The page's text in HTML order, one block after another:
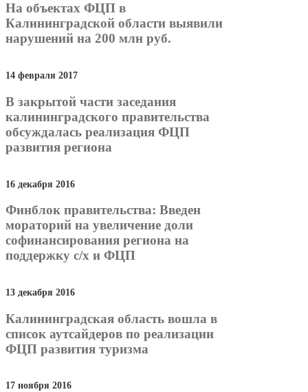
На объектах ФЦП в
Калининградской области выявили
нарушений на 200 млн руб.
14 февраля 2017
В закрытой части заседания
калининградского правительства
обсуждалась реализация ФЦП
развития региона
16 декабря 2016
Финблок правительства: Введен
мораторий на увеличение доли
софинансирования региона на
поддержку с/х и ФЦП
13 декабря 2016
Калининградская область вошла в
список аутсайдеров по реализации
ФЦП развития туризма
17 ноября 2016